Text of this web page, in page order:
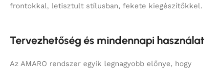
frontokkal, letisztult stílusban, fekete kiegészítőkkel.
Tervezhetőség és mindennapi használat
Az AMARO rendszer egyik legnagyobb előnye, hogy